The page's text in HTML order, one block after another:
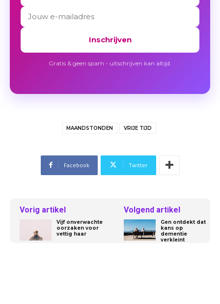
Inschrijven
Gratis & geen spam - uitschrijven kan altijd.
MAANDSTONDEN VRIJE TIJD
Facebook Twitter
Vorig artikel
Vijf onverwachte
oorzaken voor
vettig haar
Volgend artikel
Gen ontdekt dat
kans op
dementie
verkleint